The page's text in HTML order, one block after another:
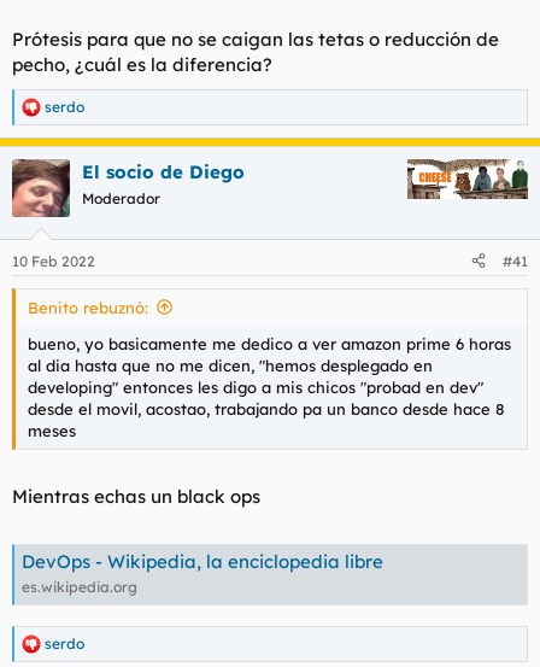
Prótesis para que no se caigan las tetas o reducción de
pecho, ¿cuál es la diferencia?
R
e
a
c
c
i
e
s
serdo
El socio de Diego
Moderador
10 Feb 2022 #41
Benito rebuznó:
bueno, yo basicamente me dedico a ver amazon prime 6 horas
al dia hasta que no me dicen, "hemos desplegado en
developing" entonces les digo a mis chicos "probad en dev"
desde el movil, acostao, trabajando pa un banco desde hace 8
meses
Mientras echas un black ops
DevOps - Wikipedia, la enciclopedia libre
es.wikipedia.org
R
serdo